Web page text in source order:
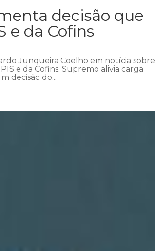
decisão que
e da Cofins
Junqueira Coelho em notícia sobre
e da Cofins. Supremo alivia carga
decisão do...